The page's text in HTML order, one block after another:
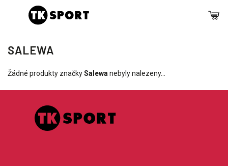
SALEWA
Žádné produkty značkySalewa nebyly nalezeny...